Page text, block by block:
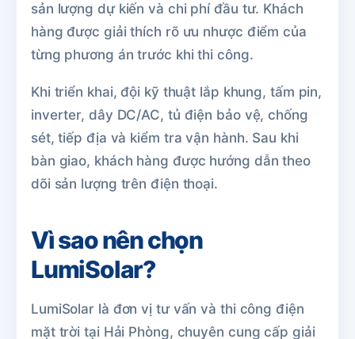
sản lượng dự kiến và chi phí đầu tư. Khách
hàng được giải thích rõ ưu nhược điểm của
từng phương án trước khi thi công.
Khi triển khai, đội kỹ thuật lắp khung, tấm pin,
inverter, dây DC/AC, tủ điện bảo vệ, chống
sét, tiếp địa và kiểm tra vận hành. Sau khi
bàn giao, khách hàng được hướng dẫn theo
dõi sản lượng trên điện thoại.
Vì sao nên chọn
LumiSolar?
LumiSolar là đơn vị tư vấn và thi công điện
mặt trời tại Hải Phòng, chuyên cung cấp giải